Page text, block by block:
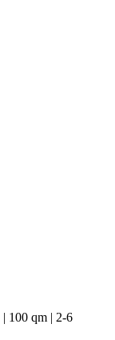
100 qm | 2-6